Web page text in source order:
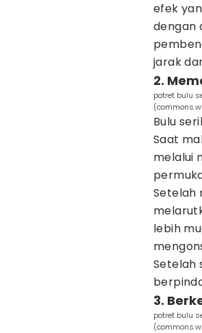
efek
dengan
jarak
2.
potret bulu
Bulu
Saat
melalui
Setelah
lebih
Setelah
3.
potret bulu